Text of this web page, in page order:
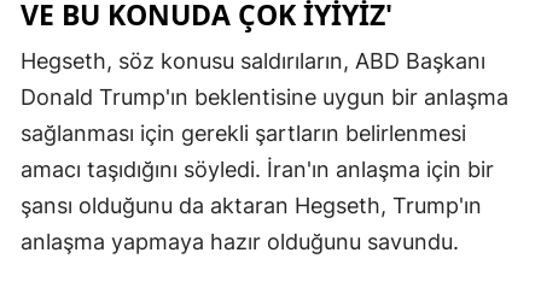
Mersin
İstanbul
VE BU KONUDA ÇOK IYIYIZ'
Hegseth, söz konusu saldırıların, ABD Başkanı
Donald Trump'ın beklentisine uygun bir anlaşma
sağlanması için gerekli şartların belirlenmesi
amacı taşıdığını söyledi. İran'ın anlaşma için bir
şansı olduğunu da aktaran Hegseth, Trump'ın
anlaşma yapmaya hazır olduğunu savundu.